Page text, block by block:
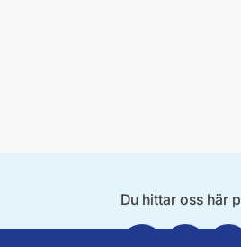
Du hittar oss här
FacebookTwitter